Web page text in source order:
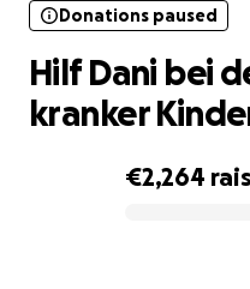
€2,264
Donations paused
Hilf Dani bei
kranker